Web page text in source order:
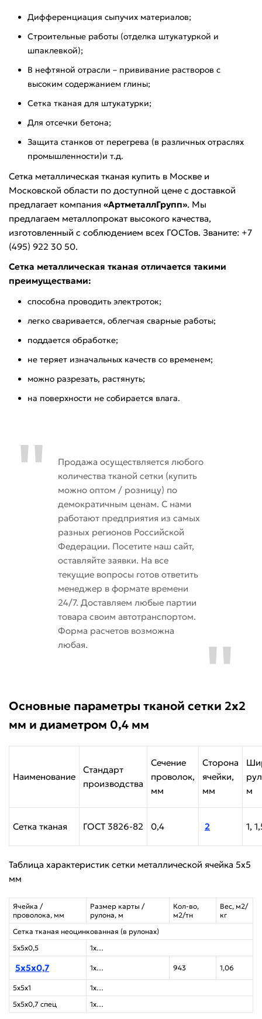
Дифференциация сыпучих материалов;
Строительные работы (отделка штукатуркой и
шпаклевкой);
В нефтяной отрасли – прививание растворов с
высоким содержанием глины;
Сетка тканая для штукатурки;
Для отсечки бетона;
Защита станков от перегрева (в различных отраслях
промышленности)и т.д.
Сетка металлическая тканая купить в Москве и
Московской области по доступной цене с доставкой
предлагает компания «АртметаллГрупп». Мы
предлагаем металлопрокат высокого качества,
изготовленный с соблюдением всех ГОСТов. Званите: +7
(495) 922 30 50.
Сетка металлическая тканая отличается такими
преимуществами:
способна проводить электроток;
легко сваривается, облегчая сварные работы;
поддается обработке;
не теряет изначальных качеств со временем;
можно разрезать, растянуть;
на поверхности не собирается влага.
Продажа осуществляется любого
количества тканой сетки (купить
можно оптом / розницу) по
демократичным ценам. С нами
работают предприятия из самых
разных регионов Российской
Федерации. Посетите наш сайт,
оставляйте заявки. На все
текущие вопросы готов ответить
менеджер в формате времени
24/7. Доставляем любые партии
товара своим автотранспортом.
Форма расчетов возможна
любая.
Основные параметры тканой сетки 2х2
мм и диаметром 0,4 мм
Наименование
Стандарт
производства
Сечение
проволок,
мм
Сторона
ячейки,
мм
м
Сетка тканая ГОСТ 3826-82 0,4 2 1,
Таблица характеристик сетки металлической ячейка 5х5
мм
Ячейка /
проволока, мм
Размер карты /
рулона, м
Кол-во,
м2/тн
Вес, м2/
кг
Сетка тканая неоцинкованная (в рулонах)
5х5х0,5
1х…
5х5х0,7 1х… 943 1,06
5х5х1
1х…
5х5х0,7 спец
1х…